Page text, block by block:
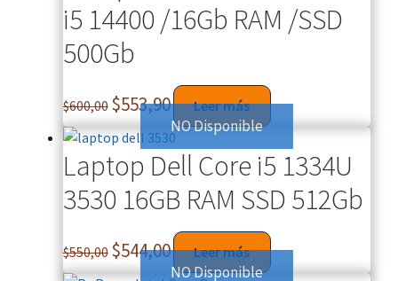
i5 14400 /16Gb RAM /SSD
500Gb
$600,00 $553,90 Leer más
NO Disponible
Laptop Dell Core i5 1334U
3530 16GB RAM SSD 512Gb
$550,00 $544,00 Leer más
NO Disponible